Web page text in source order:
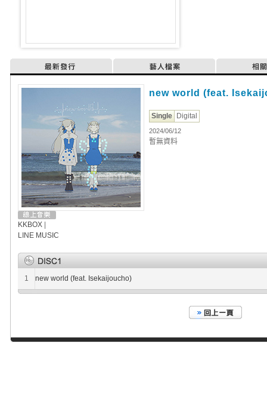
最新發行 藝人檔案 相
KKBOX
LINE MUSIC
new world (feat.
Single Digital
2024/06/12
暫無資料
1 new world (feat. Isekaijoucho)